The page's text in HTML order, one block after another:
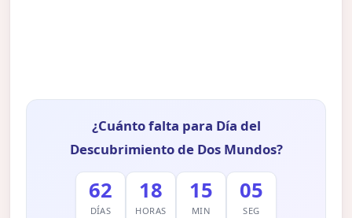
¿Cuánto falta para Día del
Descubrimiento de Dos Mundos?
62
DÍAS
18
HORAS
15
MIN
04
SEG